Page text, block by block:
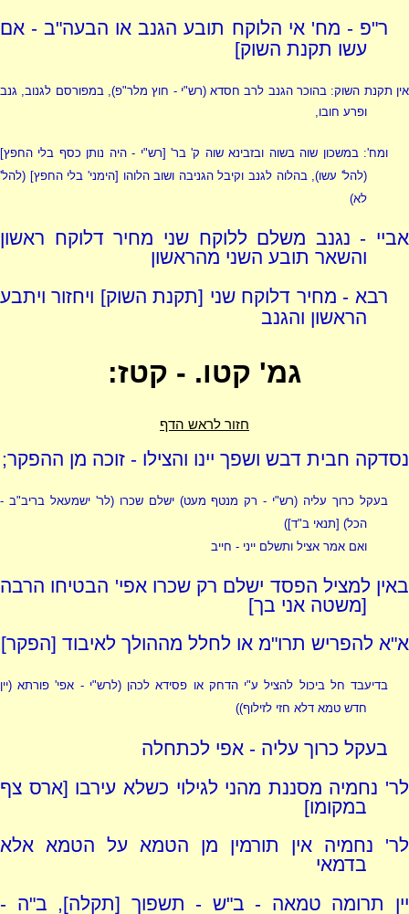
ר"פ - מח' אי הלוקח תובע הגנב או הבעה"ב - אם
עשו תקנת השוק]
אין תקנת השוק: בהוכר הגנב לרב חסדא(רש"י - חוץ מלר"פ) , במפורסם לגנוב, גנב
ופרע חובו,
ומח': במשכון שוה בשוה ובזבינא שוה ק' בר' [רש"י - היה נותן כסף בלי החפץ]
(להל' עשו), בהלוה לגנב וקיבל הגניבה ושוב הלוהו [הימני' בלי החפץ] (להל'
לא)
אביי - נגנב משלם ללוקח שני מחיר דלוקח ראשון
והשאר תובע השני מהראשון
רבא - מחיר דלוקח שני [תקנת השוק] ויחזור ויתבע
הראשון והגנב
גמ' קטו. - קטז:
חזור לראש הדף
נסדקה חבית דבש ושפך יינו והצילו - זוכה מן ההפקר;
בעקל כרוך עליה (רש"י - רק מנטף מעט)ישלם שכרו (לר' ישמעאל בריב"ב -
הכל) [תנאי ב"ד])
ואם אמר אציל ותשלם ייני - חייב
באין למציל הפסד ישלם רק שכרו אפי' הבטיחו הרבה
[משטה אני בך]
א"א להפריש תרו"מ או לחלל מההולך לאיבוד [הפקר]
בדיעבד חל ביכול להציל ע"י הדחק או פסידא לכהן(לרש"י - אפי' פורתא (יין
חדש טמא דלא חזי לזילוף)
)
בעקל כרוך עליה - אפי לכתחלה
לר' נחמיה מסננת מהני לגילוי כשלא עירבו [ארס צף
במקומו]
לר' נחמיה אין תורמין מן הטמא על הטמא אלא
בדמאי
יין תרומה טמאה - ב"ש - תשפוך [תקלה], ב"ה -